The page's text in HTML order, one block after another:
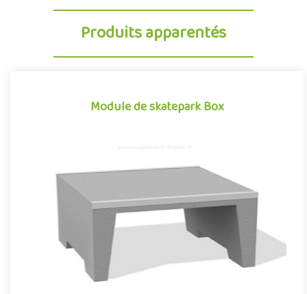
Produits apparentés
Module de skatepark Box
Module de skatepark Box
La Box est un module de skatepark en béton préfabriqué,
inspiré des divers obstacles que l'on peut retrouver dans les
environ..